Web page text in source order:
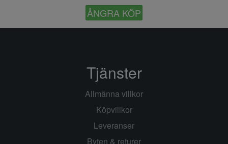
ÅNGRA KÖP
Tjänster
Allmänna villkor
Köpvillkor
Leveranser
Byten & returer